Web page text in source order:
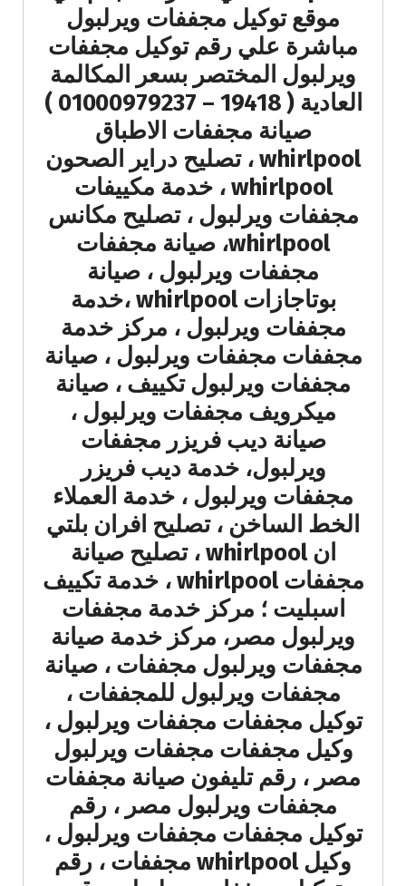
موقع توكيل مجففات ويرلبول
مباشرة علي رقم توكيل مجففات
ويرلبول المختصر بسعر المكالمة
العادية ( 19418 – 01000979237 )
صيانة مجففات الاطباق
whirlpool ، تصليح دراير الصحون
whirlpool ، خدمة مكييفات
مجففات ويرلبول ، تصليح مكانس
whirlpool، صيانة مجففات
مجففات ويرلبول ، صيانة
بوتاجازات whirlpool ،خدمة
مجففات ويرلبول ، مركز خدمة
مجففات مجففات ويرلبول ، صيانة
مجففات ويرلبول تكييف ، صيانة
ميكرويف مجففات ويرلبول ،
صيانة ديب فريزر مجففات
ويرلبول، خدمة ديب فريزر
مجففات ويرلبول ، خدمة العملاء
الخط الساخن ، تصليح افران بلتي
ان whirlpool ، تصليح صيانة
مجففات whirlpool ، خدمة تكييف
اسبليت ؛ مركز خدمة مجففات
ويرلبول مصر، مركز خدمة صيانة
مجففات ويرلبول مجففات ، صيانة
مجففات ويرلبول للمجففات ،
توكيل مجففات مجففات ويرلبول ،
وكيل مجففات مجففات ويرلبول
مصر ، رقم تليفون صيانة مجففات
مجففات ويرلبول مصر ، رقم
توكيل مجففات مجففات ويرلبول ،
وكيل whirlpool مجففات ، رقم